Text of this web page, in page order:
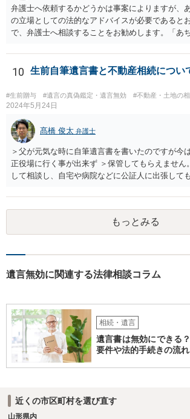
無、不動産登記、遺産分割協議書の有無を確認し
う。特に、お姉様側だけで不動産名義を変更して
ったのか、遺産分割協議書が作成されているのか
以前に、法定相続分や遺産分割未了の問題として
ります。 奥様において戸籍謄本、不動産登記簿、
書、遺言書の有無等を確認し、弁護士に個別に相
われます。
弁護士へ依頼するかどうかは事案によりますが、
の立場としての法的なアドバイスが必要であると
で、弁護士へ相談することをお勧めします。「あ
誘導しかしてこないと思います。
10 生前自筆遺言書と不動産相続につい
#生前贈与 #遺言の真偽鑑定・遺言無効 #不動産・土地の
2024年5月24日
髙橋 俊太 弁護士
＞父が元気な時に自筆遺言書を書いたのですが今
正役場に行く事が出来ず ＞保管してもらえません
して相談し、自宅や病院などに公証人に出張して
うことも可能です。 ＞不動産名義を父から母に名
がいいのではと考えていますがどう思いますか？
とも言えないのですが、遺言内容との関わりもあ
弁護士に事情等を説明して個別に相談した方がよ
もっとみる
遺言無効に関連する法律相談コラム
相続・遺言
遺言書は無効にできる
要件や法的手続きの流
近くの市区町村を選び直す
山形県内